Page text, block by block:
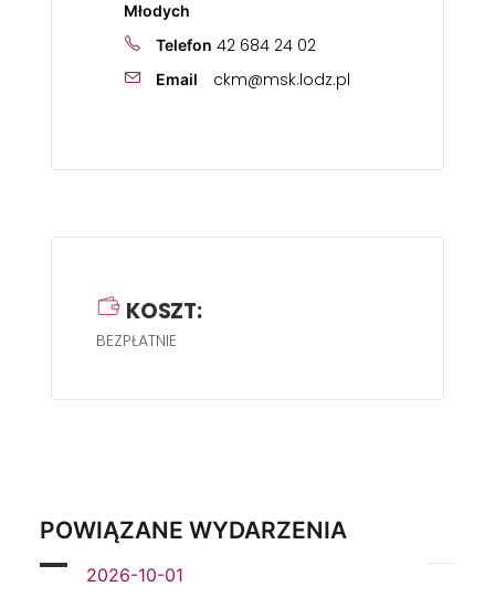
Młodych
Telefon 42 684 24 02
Email ckm@msk.lodz.pl
KOSZT:
BEZPŁATNIE
POWIĄZANE WYDARZENIA
2026-10-01